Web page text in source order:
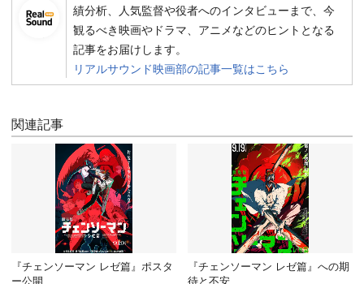
績分析、人気監督や役者へのインタビューまで、今
観るべき映画やドラマ、アニメなどのヒントとなる
記事をお届けします。
リアルサウンド映画部の記事一覧はこちら
関連記事
『チェンソーマン レゼ篇』ポスタ
ー公開
『チェンソーマン レゼ篇』への期
待と不安